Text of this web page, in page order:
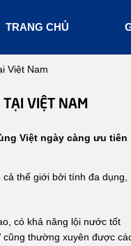
TRANG CHỦ
Việt Nam
VIỆT NAM
Việt ngày càng ưu tiên
thế giới bởi tính đa dụng,
có khả năng lội nước tốt
cũng thường xuyên được